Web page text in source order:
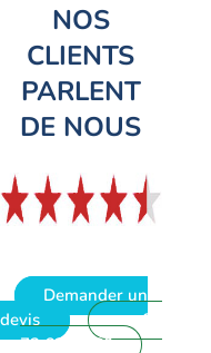
NOS
CLIENTS
PARLENT
DE NOUS
Demander un
devis
09
72 62 28 60